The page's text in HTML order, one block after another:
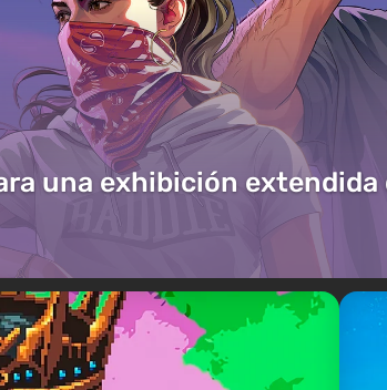
una exhibición extendida